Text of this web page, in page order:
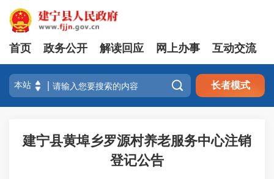
首页 政务公开 解读回应 网上办事 互动交流
 长者模式
建宁县黄埠乡罗源村养老服务中心注销
登记公告